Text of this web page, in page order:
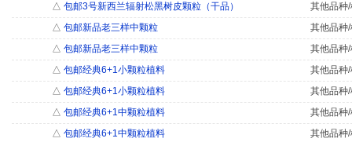
△ 包邮3号新西兰辐射松黑树皮颗粒（干品）
其他品种
△ 包邮新品老三样中颗粒
其他品种
△ 包邮新品老三样中颗粒
其他品种
△ 包邮经典6+1小颗粒植料
其他品种
△ 包邮经典6+1小颗粒植料
其他品种
△ 包邮经典6+1中颗粒植料
其他品种
△ 包邮经典6+1中颗粒植料
其他品种